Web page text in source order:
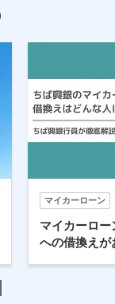
マイカーローン
マイカーロ
への借換えが